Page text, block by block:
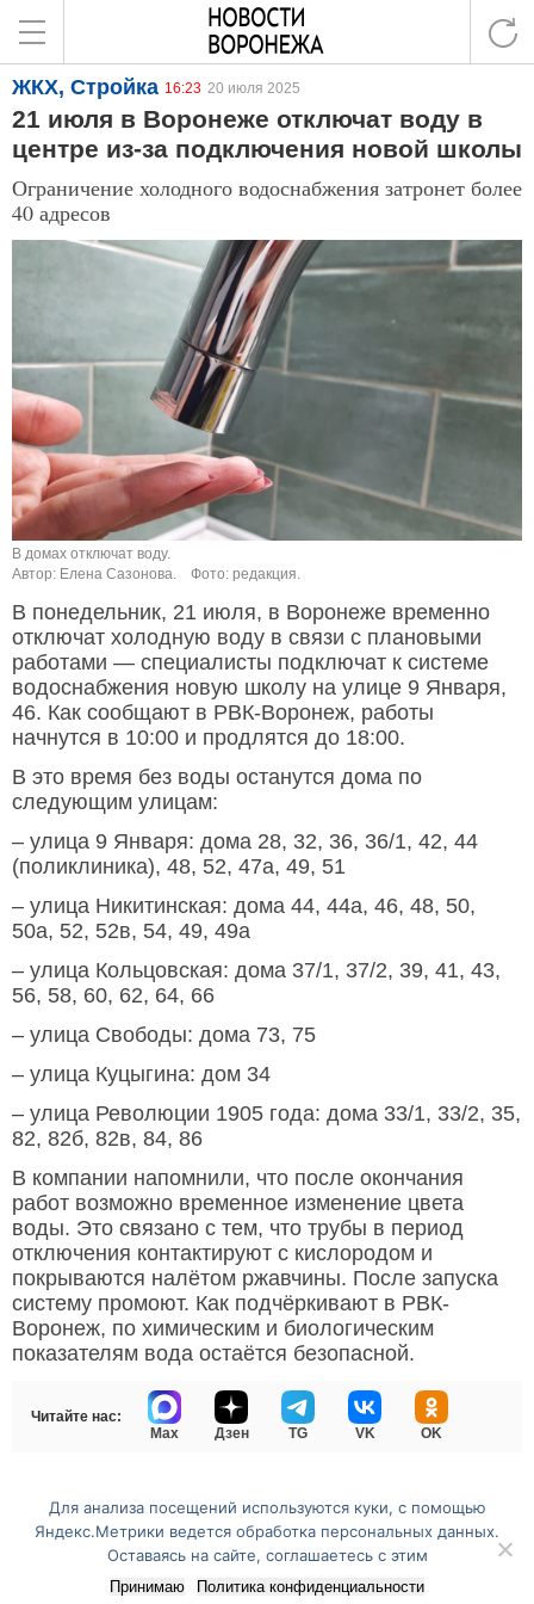
ЖКХ, Стройка 16:23 20 июля 2025
21 июля в Воронеже отключат воду в
центре из-за подключения новой школы
Ограничение холодного водоснабжения затронет более
40 адресов
В домах отключат воду.
Автор: Елена Сазонова.
Фото: редакция.
В понедельник, 21 июля, в Воронеже временно
отключат холодную воду в связи с плановыми
работами — специалисты подключат к системе
водоснабжения новую школу на улице 9 Января,
46. Как сообщают в РВК-Воронеж, работы
начнутся в 10:00 и продлятся до 18:00.
В это время без воды останутся дома по
следующим улицам:
– улица 9 Января: дома 28, 32, 36, 36/1, 42, 44
(поликлиника), 48, 52, 47а, 49, 51
– улица Никитинская: дома 44, 44а, 46, 48, 50,
50а, 52, 52в, 54, 49, 49а
– улица Кольцовская: дома 37/1, 37/2, 39, 41, 43,
56, 58, 60, 62, 64, 66
– улица Свободы: дома 73, 75
– улица Куцыгина: дом 34
– улица Революции 1905 года: дома 33/1, 33/2, 35,
82, 82б, 82в, 84, 86
В компании напомнили, что после окончания
работ возможно временное изменение цвета
воды. Это связано с тем, что трубы в период
отключения контактируют с кислородом и
покрываются налётом ржавчины. После запуска
систему промоют. Как подчёркивают в РВК-
Воронеж, по химическим и биологическим
показателям вода остаётся безопасной.
Читайте нас:
Max
Дзен TG VK OK
Перейти на полную версию сайта
Для анализа посещений используются куки, с помощью
Яндекс.Метрики ведется обработка персональных данных.
Оставаясь на сайте, соглашаетесь с этим
Принимаю Политика конфиденциальности